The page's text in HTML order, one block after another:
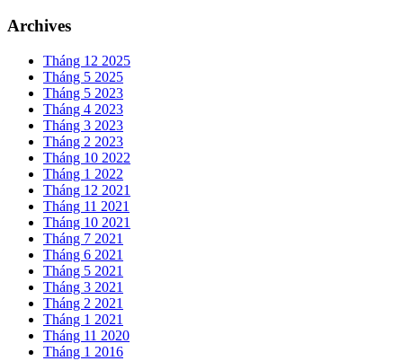
Archives
Tháng 12 2025
Tháng 5 2025
Tháng 5 2023
Tháng 4 2023
Tháng 3 2023
Tháng 2 2023
Tháng 10 2022
Tháng 1 2022
Tháng 12 2021
Tháng 11 2021
Tháng 10 2021
Tháng 7 2021
Tháng 6 2021
Tháng 5 2021
Tháng 3 2021
Tháng 2 2021
Tháng 1 2021
Tháng 11 2020
Tháng 1 2016